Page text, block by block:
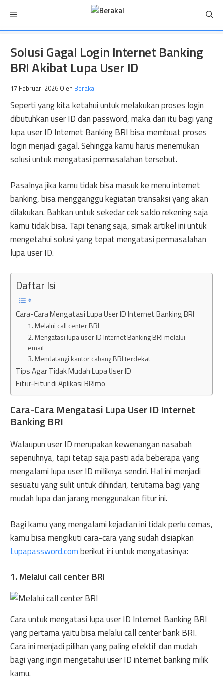
isi
Menu
Solusi Gagal Login Internet Banking
BRI Akibat Lupa User ID
17 Februari 2026 Oleh Berakal
Seperti yang kita ketahui untuk melakukan proses login
dibutuhkan user ID dan password, maka dari itu bagi yang
lupa user ID Internet Banking BRI bisa membuat proses
login menjadi gagal. Sehingga kamu harus menemukan
solusi untuk mengatasi permasalahan tersebut.
Pasalnya jika kamu tidak bisa masuk ke menu internet
banking, bisa mengganggu kegiatan transaksi yang akan
dilakukan. Bahkan untuk sekedar cek saldo rekening saja
kamu tidak bisa. Tapi tenang saja, simak artikel ini untuk
mengetahui solusi yang tepat mengatasi permasalahan
lupa user ID.
Daftar Isi
Cara-Cara Mengatasi Lupa User ID Internet Banking BRI
1. Melalui call center BRI
2. Mengatasi lupa user ID Internet Banking BRI melalui
email
3. Mendatangi kantor cabang BRI terdekat
Tips Agar Tidak Mudah Lupa User ID
Fitur-Fitur di Aplikasi BRImo
Cara-Cara Mengatasi Lupa User ID Internet
Banking BRI
Walaupun user ID merupakan kewenangan nasabah
sepenuhnya, tapi tetap saja pasti ada beberapa yang
mengalami lupa user ID miliknya sendiri. Hal ini menjadi
sesuatu yang sulit untuk dihindari, terutama bagi yang
mudah lupa dan jarang menggunakan fitur ini.
Bagi kamu yang mengalami kejadian ini tidak perlu cemas,
kamu bisa mengikuti cara-cara yang sudah disiapkan
Lupapassword.comberikut ini untuk mengatasinya:
1. Melalui call center BRI
Cara untuk mengatasi lupa user ID Internet Banking BRI
yang pertama yaitu bisa melalui call center bank BRI.
Cara ini menjadi pilihan yang paling efektif dan mudah
bagi yang ingin mengetahui user ID internet banking milik
kamu.